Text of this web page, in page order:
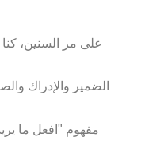
على مر السنين،
الضمير والإدراك
مفهوم "افعل ما